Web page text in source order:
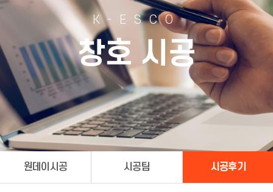
K-ESCO
창호 시공
원데이시공 시공팀 시공후기